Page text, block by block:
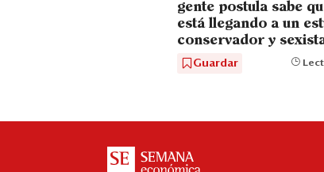
gente postula sabe
está llegando a un
conservador y
Guardar